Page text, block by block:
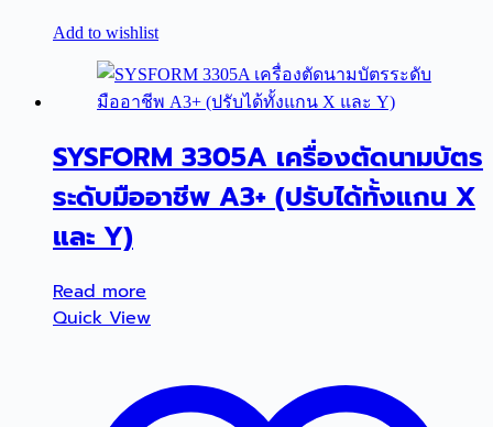
Add to wishlist
SYSFORM 3305A เครื่องตัดนามบัตร
ระดับมืออาชีพ A3+ (ปรับได้ทั้งแกน X
และ Y)
Read more
Quick View